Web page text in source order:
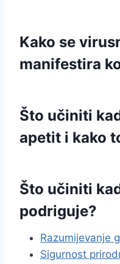
Kako se
manifestira
Što učiniti
apetit i kako
Što učiniti
podriguje?
Razumijevanje
Sigurnost